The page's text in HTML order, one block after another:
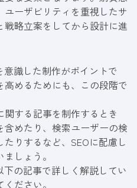
ーザビリティを重視したサ
略立案をしてから設計に進
意識した制作がポイントで
めるためにも、この段階で
する記事を制作するとき
めたり、検索ユーザーの検
りするなど、SEOに配慮し
しょう。
の記事で詳しく解説してい
ださい。